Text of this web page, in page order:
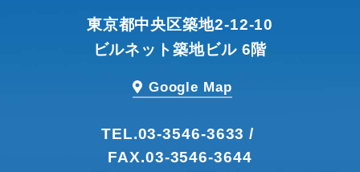
東京都中央区築地2-12-10
ビルネット築地ビル 6階
Google Map
TEL.03-3546-3633 /
FAX.03-3546-3644